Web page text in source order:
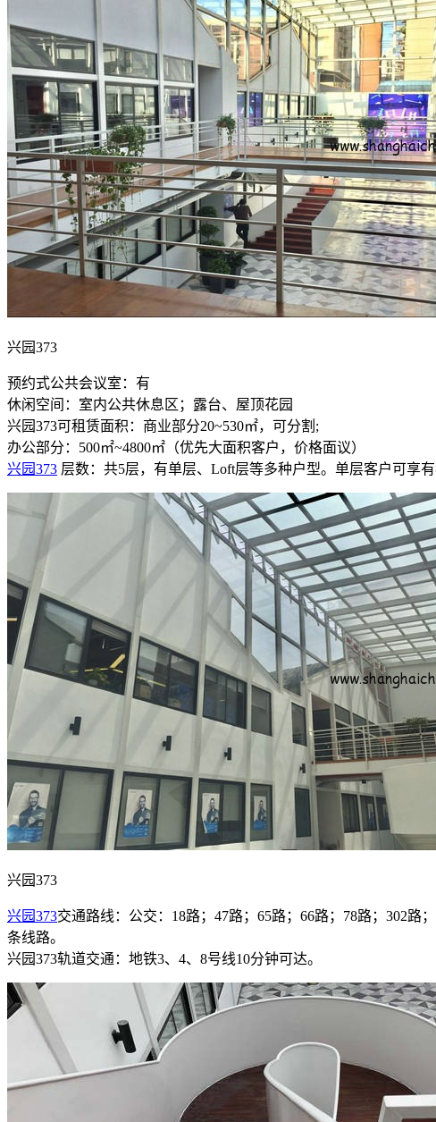
兴园373
预约式公共会议室：有
休闲空间：室内公共休息区；露台、屋顶花园
兴园373可租赁面积：商业部分20~530㎡，可分割;
办公部分：500㎡~4800㎡（优先大面积客户，价格面议）
兴园373 层数：共5层，有单层、Loft层等多种户型。单层客户可享
兴园373
兴园373交通路线：公交：18路；47路；65路；66路；78路；302路
条线路。
兴园373轨道交通：地铁3、4、8号线10分钟可达。